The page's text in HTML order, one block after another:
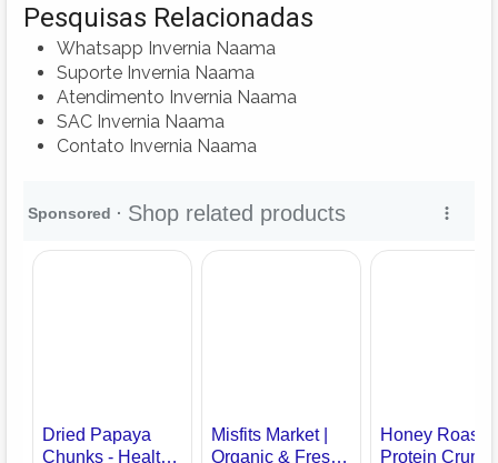
Pesquisas Relacionadas
Whatsapp Invernia Naama
Suporte Invernia Naama
Atendimento Invernia Naama
SAC Invernia Naama
Contato Invernia Naama